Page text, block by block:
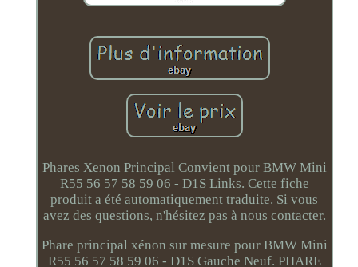
Phares Xenon Principal Convient pour BMW Mini
R55 56 57 58 59 06 - D1S Links. Cette fiche
produit a été automatiquement traduite. Si vous
avez des questions, n'hésitez pas à nous contacter.
Phare principal xénon sur mesure pour BMW Mini
R55 56 57 58 59 06 - D1S Gauche Neuf. PHARE